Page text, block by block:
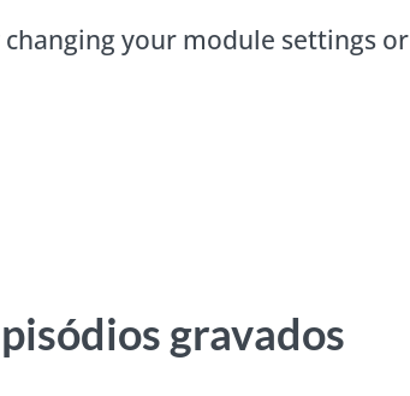
your module settings or
gravados